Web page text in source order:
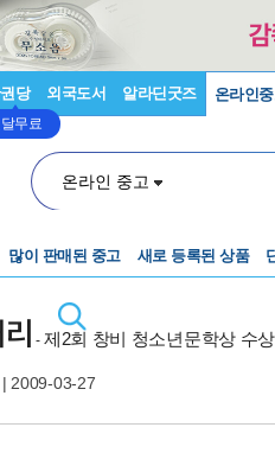
당
무료
외국도서 알라딘굿즈 온라인
온라인 중고
많이 판매된 중고 새로 등록된 상품
- 제2회 창비 청소년문학상 수
| 2009-03-27